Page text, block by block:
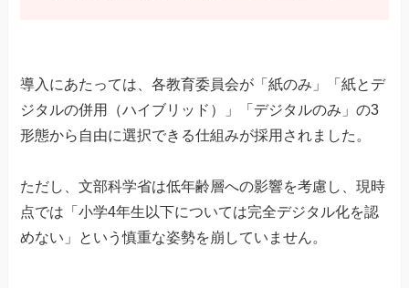
導入にあたっては、各教育委員会が「紙のみ」「紙とデ
ジタルの併用（ハイブリッド）」「デジタルのみ」の3
形態から自由に選択できる仕組みが採用されました。
ただし、文部科学省は低年齢層への影響を考慮し、現時
点では「小学4年生以下については完全デジタル化を認
めない」という慎重な姿勢を崩していません。